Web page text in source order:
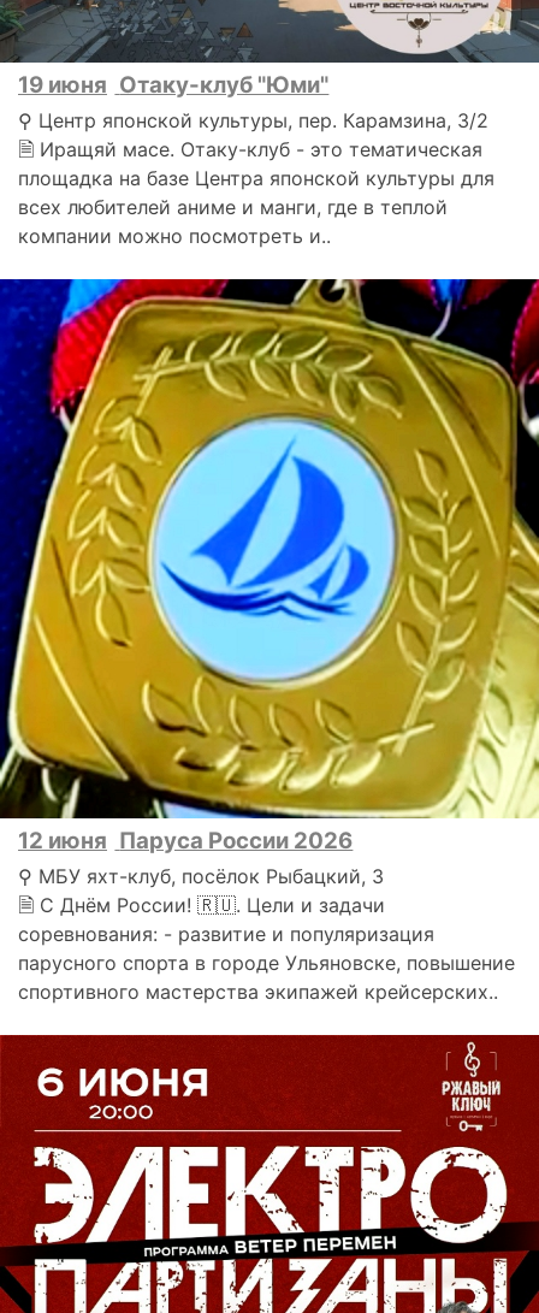
19 июня Отаку-клуб "Юми"
⚲ Центр японской культуры, пер. Карамзина, 3/2
🗎 Иращяй масе. Отаку-клуб - это тематическая
площадка на базе Центра японской культуры для
всех любителей аниме и манги, где в теплой
компании можно посмотреть и..
12 июня Паруса России 2026
⚲ МБУ яхт-клуб, посёлок Рыбацкий, 3
🗎 С Днём России! 🇷🇺. Цели и задачи
соревнования: - развитие и популяризация
парусного спорта в городе Ульяновске, повышение
спортивного мастерства экипажей крейсерских..